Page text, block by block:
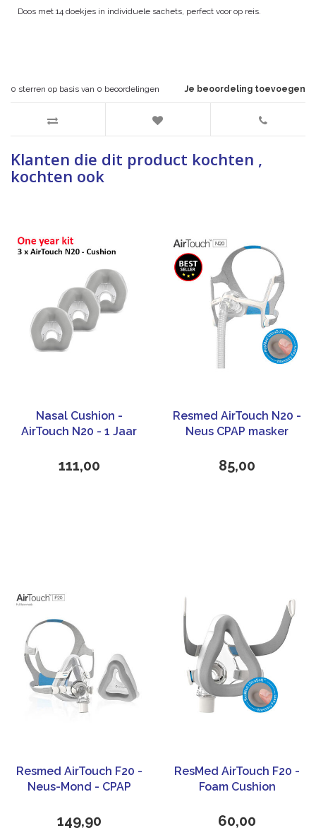
Doos met 14 doekjes in individuele sachets, perfect voor op reis.
Je beoordeling toevoegen
0 sterren op basis van 0 beoordelingen
Klanten die dit product kochten ,
kochten ook
Nasal Cushion -
AirTouch N20 - 1 Jaar
111,00
Resmed AirTouch N20 -
Neus CPAP masker
85,00
Resmed AirTouch F20 -
Neus-Mond - CPAP
149,90
ResMed AirTouch F20 -
Foam Cushion
60,00